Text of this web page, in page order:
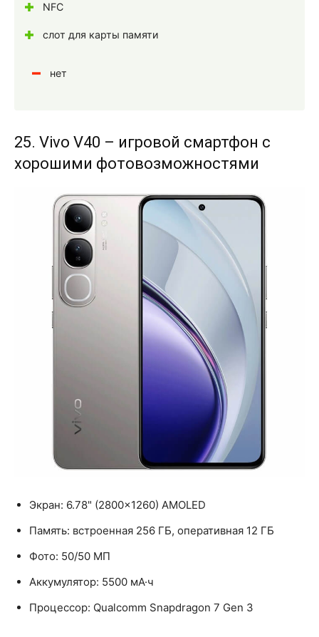
NFC
слот для карты памяти
нет
25. Vivo V40 – игровой смартфон с
хорошими фотовозможностями
Экран: 6.78" (2800×1260) AMOLED
Память: встроенная 256 ГБ, оперативная 12 ГБ
Фото: 50/50 МП
Аккумулятор: 5500 мА·ч
Процессор: Qualcomm Snapdragon 7 Gen 3